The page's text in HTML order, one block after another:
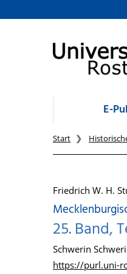
zum Inhalt
E-
Start
Friedrich W. H.
25. Band,
Schwerin
https://purl.uni-